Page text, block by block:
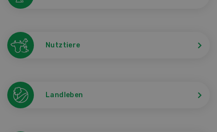
Nutztiere
Landleben